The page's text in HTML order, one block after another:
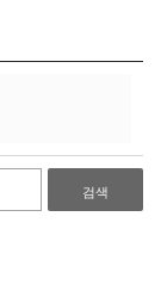
검색